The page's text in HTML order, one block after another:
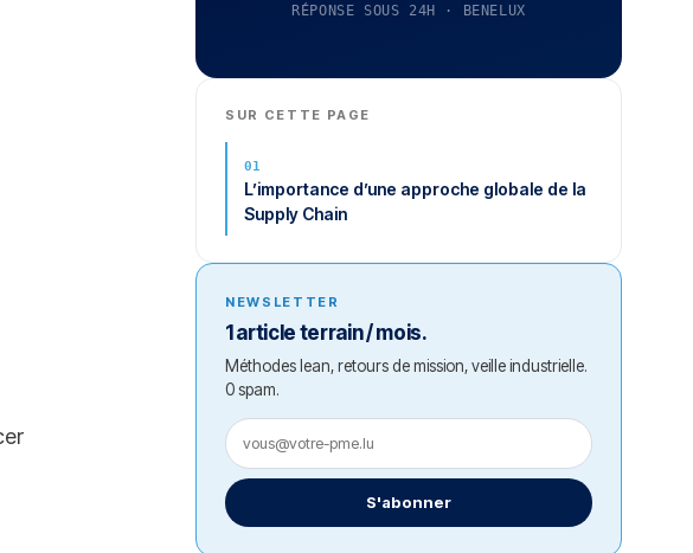
RÉPONSE SOUS 24H · BENELUX
SUR CETTE PAGE
L’importance d’une approche globale de la
Supply Chain
NEWSLETTER
1 article terrain / mois.
Méthodes lean, retours de mission, veille industrielle.
0 spam.
S'abonner